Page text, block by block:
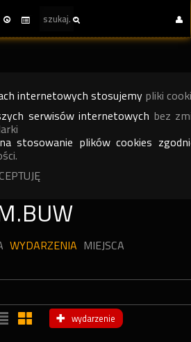
internetowych stosujemy pliki
serwisów internetowych bez
stosowanie plików cookies
WYDARZENIA MIEJSCA
wydarzenie